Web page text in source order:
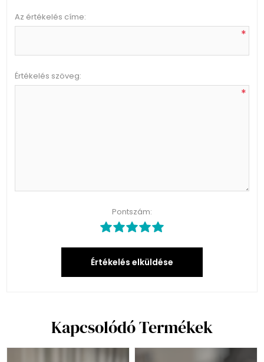
Az értékelés címe:
*
Értékelés szöveg:
*
Pontszám:
Értékelés elküldése
Kapcsolódó Termékek